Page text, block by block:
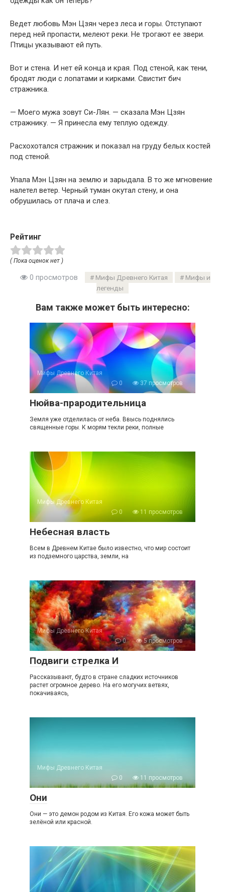
Ведет любовь Мэн Цзян через леса и горы. Отступают
перед ней пропасти, мелеют реки. Не трогают ее звери.
Птицы указывают ей путь.
Вот и стена. И нет ей конца и края. Под стеной, как тени,
бродят люди с лопатами и кирками. Свистит бич
стражника.
— Моего мужа зовут Си-Лян. — сказала Мэн Цзян
стражнику. — Я принесла ему теплую одежду.
Расхохотался стражник и показал на груду белых костей
под стеной.
Упала Мэн Цзян на землю и зарыдала. В то же мгновение
налетел ветер. Черный туман окутал стену, и она
обрушилась от плача и слез.
Рейтинг
( Пока оценок нет )
0 просмотров Мифы Древнего Китая
Мифы и
легенды
Вам также может быть интересно:
Мифы Древнего Китая
0
37 просмотров
Нюйва-прародительница
Земля уже отделилась от неба. Ввысь поднялись
священные горы. К морям текли реки, полные
Мифы Древнего Китая
0
11 просмотров
Небесная власть
Всем в Древнем Китае было известно, что мир состоит
из подземного царства, земли, на
Мифы Древнего Китая
0
5 просмотров
Подвиги стрелка И
Рассказывают, будто в стране сладких источников
растет огромное дерево. На его могучих ветвях,
покачиваясь,
Мифы Древнего Китая
0
11 просмотров
Они
Они — это демон родом из Китая. Его кожа может быть
зелёной или красной.